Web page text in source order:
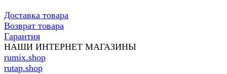
Доставка товара
Возврат товара
Гарантия
НАШИ ИНТЕРНЕТ МАГАЗИНЫ
rumix.shop
rutap.shop